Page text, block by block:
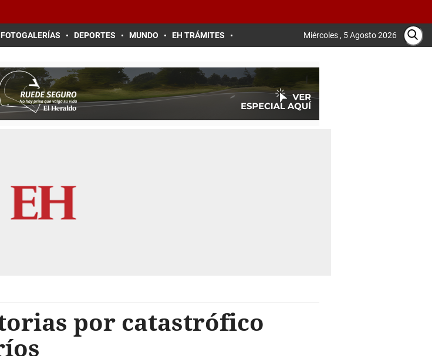
FOTOGALERÍAS DEPORTES MUNDO EH TRÁMITES Miércoles , 5 Agosto 2026
por catastrófico